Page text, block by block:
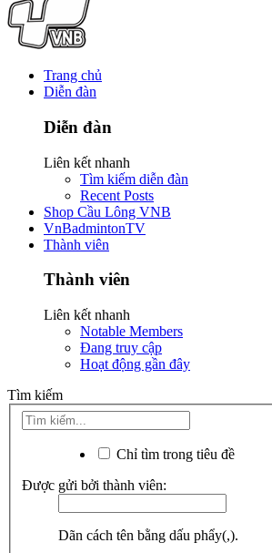
Trang chủ
Diễn đàn
Diễn đàn
Liên kết nhanh
Tìm kiếm diễn đàn
Recent Posts
Shop Cầu Lông VNB
VnBadmintonTV
Thành viên
Thành viên
Liên kết nhanh
Notable Members
Đang truy cập
Hoạt động gần đây
Tìm kiếm
Chỉ tìm trong tiêu đề
Được gửi bởi thành viên:
Dãn cách tên bằng dấu phẩy(,).